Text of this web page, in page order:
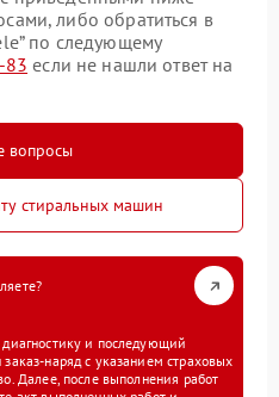
либо обратиться в
по следующему
83 если не нашли ответ на
вопросы
стиральных машин
и последующий
наряд с указанием страховых
Далее, после выполнения работ